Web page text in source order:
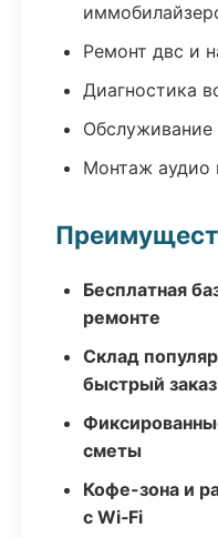
Ремонт двс и
Диагностика
Монтаж аудио
Бесплатная
ремонте
Склад
быстрый
сметы
Кофе-зона и
с Wi‑Fi